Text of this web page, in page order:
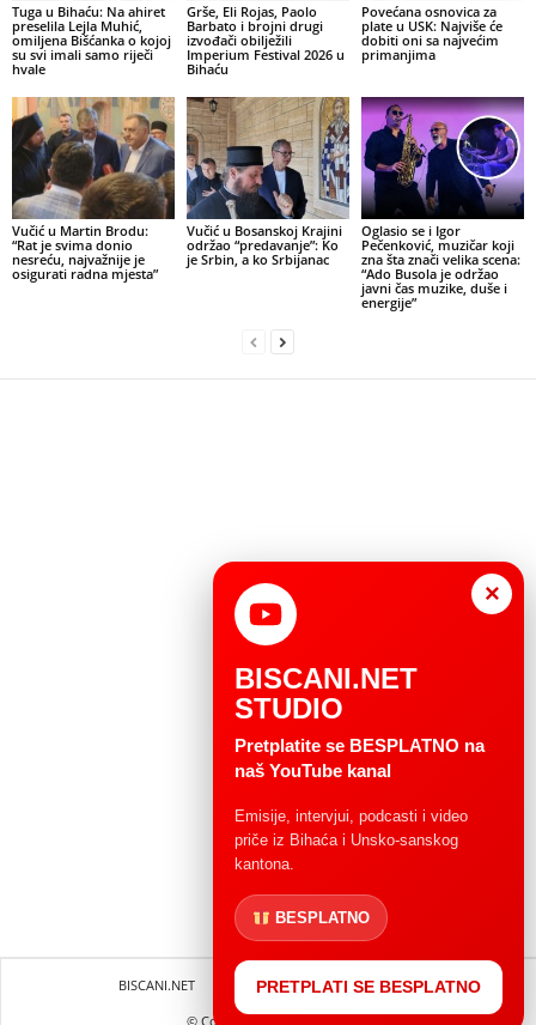
Tuga u Bihaću: Na ahiret
preselila Lejla Muhić,
omiljena Bišćanka o kojoj
su svi imali samo riječi
hvale
Grše, Eli Rojas, Paolo
Barbato i brojni drugi
izvođači obilježili
Imperium Festival 2026 u
Bihaću
Povećana osnovica za
plate u USK: Najviše će
dobiti oni sa najvećim
primanjima
Vučić u Martin Brodu:
“Rat je svima donio
nesreću, najvažnije je
osigurati radna mjesta”
Vučić u Bosanskoj Krajini
održao “predavanje”: Ko
je Srbin, a ko Srbijanac
Oglasio se i Igor
Pečenković, muzičar koji
zna šta znači velika scena:
“Ado Busola je održao
javni čas muzike, duše i
energije”
BISCANI.NET Impressum
Uvjeti korištenja
© Copryright 2004 - 2025.
×
BISCANI.NET
STUDIO
Pretplatite se BESPLATNO na
naš YouTube kanal
Emisije, intervjui, podcasti i video
priče iz Bihaća i Unsko-sanskog
kantona.
BESPLATNO
PRETPLATI SE BESPLATNO